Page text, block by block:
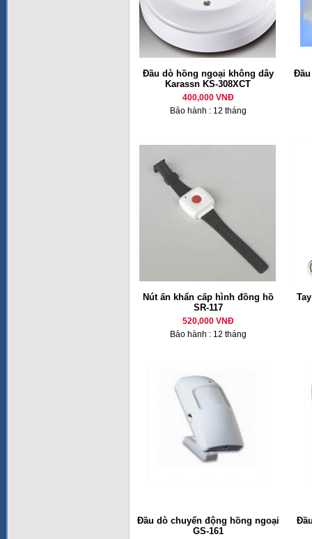
Đầu dò hồng ngoại không dây
Karassn KS-308XCT
400,000 VNĐ
Bảo hành : 12 tháng
Nút ấn khẩn cấp hình đồng hồ
SR-117
520,000 VNĐ
Bảo hành : 12 tháng
Đầu dò chuyển động hồng ngoại
GS-161